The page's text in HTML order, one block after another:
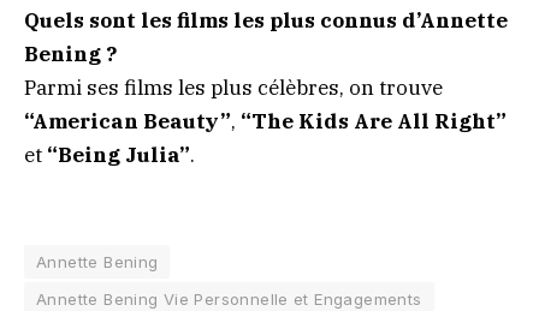
Quels sont les films les plus connus d’Annette
Bening ?
Parmi ses films les plus célèbres, on trouve
“American Beauty”, “The Kids Are All Right”
et “Being Julia”.
Annette Bening
Annette Bening Vie Personnelle et Engagements